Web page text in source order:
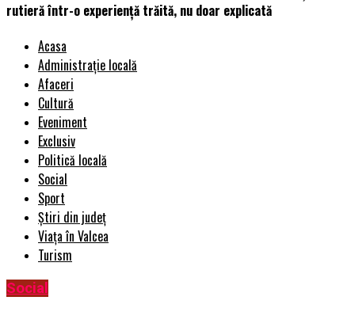
rutieră într-o experiență trăită, nu doar explicată
Acasa
Administrație locală
Afaceri
Cultură
Eveniment
Exclusiv
Politică locală
Social
Sport
Știri din județ
Viața în Valcea
Turism
Social